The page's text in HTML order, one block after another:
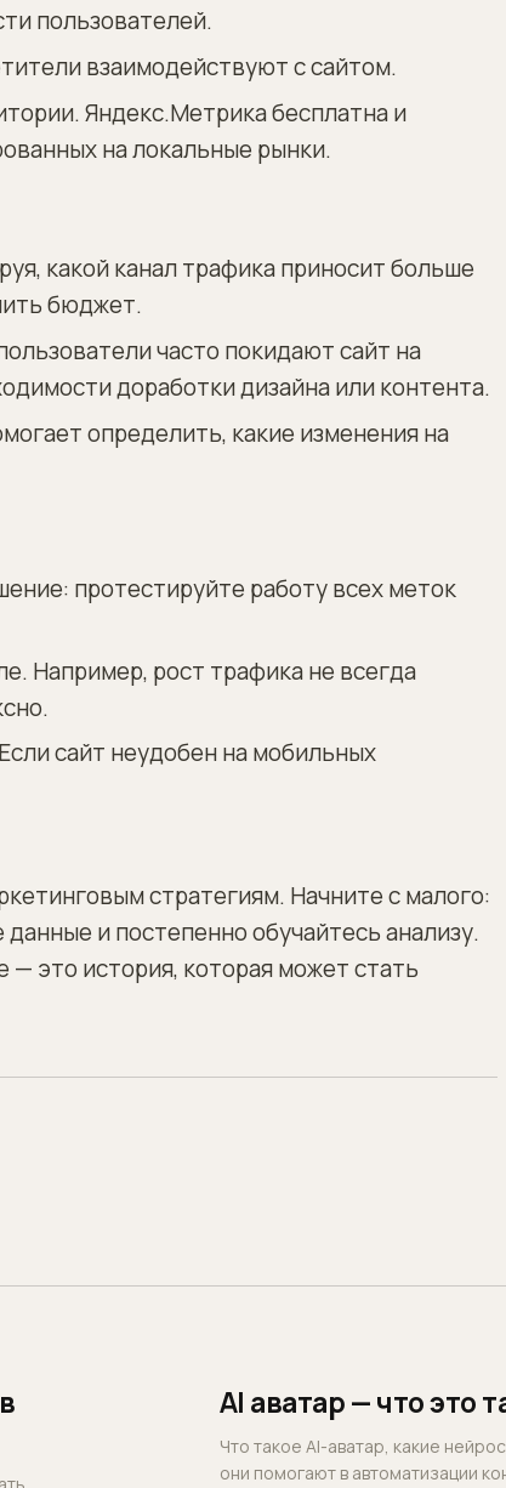
пользователей.
взаимодействуют с сайтом.
Яндекс.Метрика бесплатна и
на локальные рынки.
какой канал трафика приносит больше
бюджет.
часто покидают сайт на
доработки дизайна или контента.
определить, какие изменения на
протестируйте работу всех меток
Например, рост трафика не всегда
сайт неудобен на мобильных
стратегиям. Начните с малого:
и постепенно обучайтесь анализу.
это история, которая может стать
AI аватар — что это
Что такое AI-аватар, какие
они помогают в автоматизации